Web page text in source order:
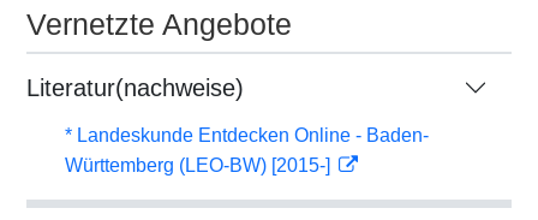
Vernetzte Angebote
Literatur(nachweise)
* Landeskunde Entdecken Online - Baden-
Württemberg (LEO-BW) [2015-]